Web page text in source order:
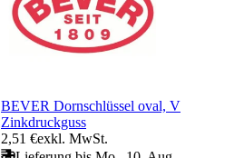
BEVER Dornschlüssel oval, V
Zinkdruckguss
2,51 €exkl. MwSt.